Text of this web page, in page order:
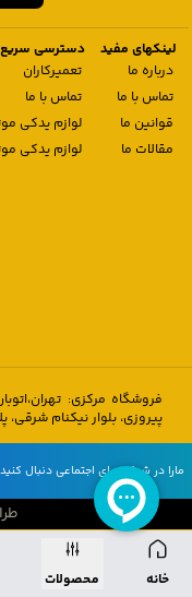
خانه محصولات
لینکهای مفید
درباره ما
تماس با ما
قوانین ما
مقالات ما
دسترسی سریع
تعمیرکاران
تماس با ما
لوازم یدکی
لوازم یدکی
فروشگاه مرکزی:
پیروزی، بلوار نیکنام شرقی، پلاک 8، فروشگاه
مارا در شبکه های اجتماعی دنبال کنید